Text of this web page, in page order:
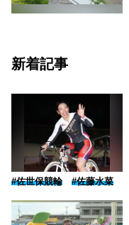
新着記事
#佐世保競輪 #佐藤水菜